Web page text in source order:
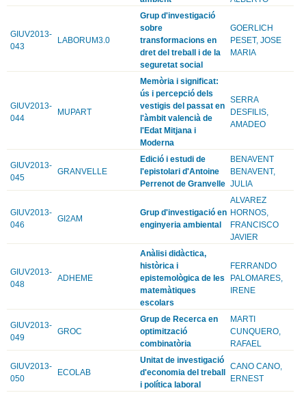
GIUV2013-
043
LABORUM3.0
Grup d'investigació
sobre
transformacions en
dret del treball i de la
seguretat social
GOERLICH
PESET, JOSE
MARIA
GIUV2013-
044
MUPART
Memòria i significat:
ús i percepció dels
vestigis del passat en
l'àmbit valencià de
l'Edat Mitjana i
Moderna
SERRA
DESFILIS,
AMADEO
GIUV2013-
045
GRANVELLE
Edició i estudi de
l'epistolari d'Antoine
Perrenot de Granvelle
BENAVENT
BENAVENT,
JULIA
GIUV2013-
046
GI2AM
Grup d'investigació en
enginyeria ambiental
ALVAREZ
HORNOS,
FRANCISCO
JAVIER
GIUV2013-
048
ADHEME
Anàlisi didàctica,
històrica i
epistemològica de les
matemàtiques
escolars
FERRANDO
PALOMARES,
IRENE
GIUV2013-
049
GROC
Grup de Recerca en
optimització
combinatòria
MARTI
CUNQUERO,
RAFAEL
GIUV2013-
050
ECOLAB
Unitat de investigació
d'economia del treball
i política laboral
CANO CANO,
ERNEST